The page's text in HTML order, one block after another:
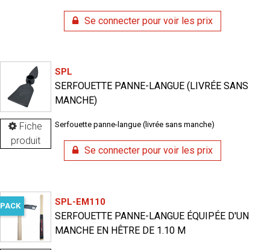
Se connecter pour voir les prix
Fiche
produit
SPL
SERFOUETTE PANNE-LANGUE (LIVRÉE SANS
MANCHE)
Serfouette panne-langue (livrée sans manche)
Se connecter pour voir les prix
PACK SPL-EM110
SERFOUETTE PANNE-LANGUE ÉQUIPÉE D'UN
MANCHE EN HÊTRE DE 1.10 M